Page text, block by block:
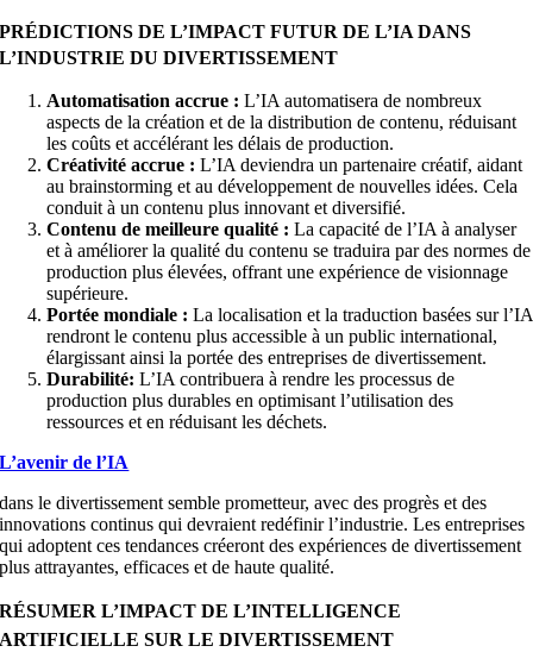
PRÉDICTIONS DE L’IMPACT FUTUR DE L’IA DANS
L’INDUSTRIE DU DIVERTISSEMENT
Automatisation accrue : L’IA automatisera de nombreux
aspects de la création et de la distribution de contenu, réduisant
les coûts et accélérant les délais de production.
Créativité accrue : L’IA deviendra un partenaire créatif, aidant
au brainstorming et au développement de nouvelles idées. Cela
conduit à un contenu plus innovant et diversifié.
Contenu de meilleure qualité : La capacité de l’IA à analyser
et à améliorer la qualité du contenu se traduira par des normes de
production plus élevées, offrant une expérience de visionnage
supérieure.
Portée mondiale : La localisation et la traduction basées sur l’IA
rendront le contenu plus accessible à un public international,
élargissant ainsi la portée des entreprises de divertissement.
Durabilité: L’IA contribuera à rendre les processus de
production plus durables en optimisant l’utilisation des
ressources et en réduisant les déchets.
L’avenir de l’IA
dans le divertissement semble prometteur, avec des progrès et des
innovations continus qui devraient redéfinir l’industrie. Les entreprises
qui adoptent ces tendances créeront des expériences de divertissement
plus attrayantes, efficaces et de haute qualité.
RÉSUMER L’IMPACT DE L’INTELLIGENCE
ARTIFICIELLE SUR LE DIVERTISSEMENT